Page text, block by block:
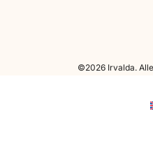
©2026 Irvalda.